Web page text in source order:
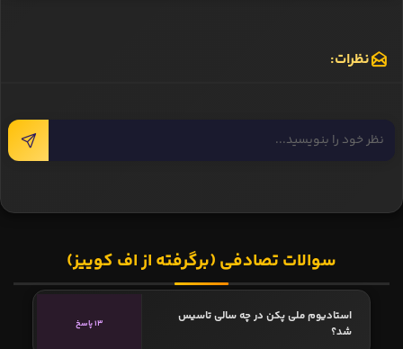
نظرات:
سوالات تصادفی (برگرفته از اف کوییز)
استادیوم ملی پکن در چه سالی تاسیس
شد؟
13 پاسخ